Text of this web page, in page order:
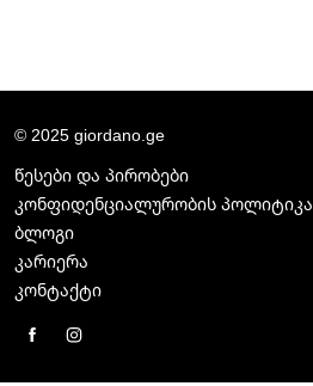
© 2025 giordano.ge
წესები და პირობები
კონფიდენციალურობის პოლიტიკა
ბლოგი
კარიერა
კონტაქტი